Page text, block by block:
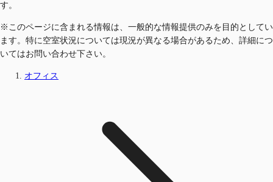
す。
※このページに含まれる情報は、一般的な情報提供のみを目的としてい
ます。特に空室状況については現況が異なる場合があるため、詳細につ
いてはお問い合わせ下さい。
オフィス